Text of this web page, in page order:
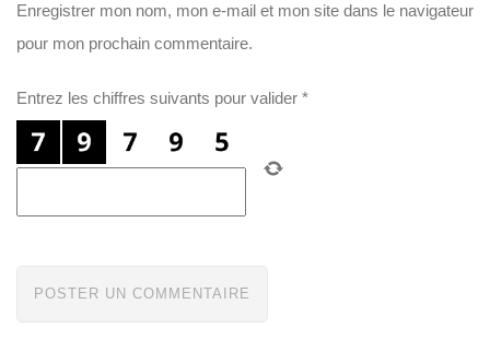
Enregistrer mon nom, mon e-mail et mon site dans le navigateur
pour mon prochain commentaire.
Entrez les chiffres suivants pour valider *